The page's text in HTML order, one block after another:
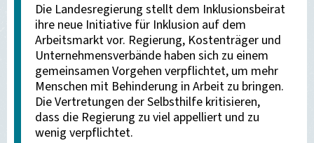
Die Landesregierung stellt dem Inklusionsbeirat
ihre neue Initiative für Inklusion auf dem
Arbeitsmarkt vor. Regierung, Kostenträger und
Unternehmensverbände haben sich zu einem
gemeinsamen Vorgehen verpflichtet, um mehr
Menschen mit Behinderung in Arbeit zu bringen.
Die Vertretungen der Selbsthilfe kritisieren,
dass die Regierung zu viel appelliert und zu
wenig verpflichtet.